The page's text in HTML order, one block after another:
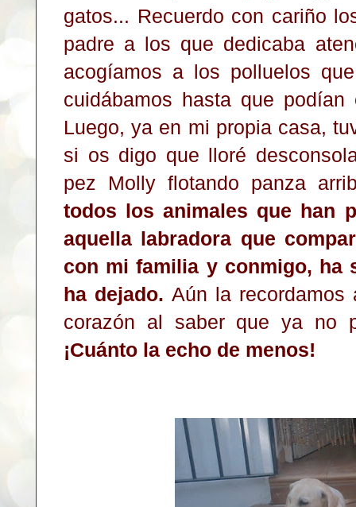
gatos... Recuerdo con cariño
padre a los que dedicaba
acogíamos a los polluelos
cuidábamos hasta que
Luego, ya en mi propia casa,
si os digo que lloré
pez Molly flotando panza
todos los animales que han
aquella labradora que
con mi familia y conmigo, ha
ha dejado. Aún la
corazón al saber que ya no
¡Cuánto la echo de menos!